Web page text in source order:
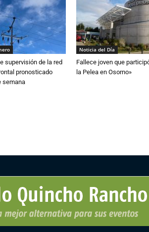
supervisión de la red
pronosticado
semana
Noticia del Día
Fallece joven que
la Pelea en Osorno»